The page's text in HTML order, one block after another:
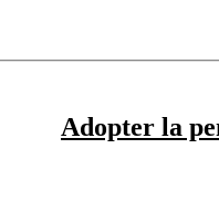
Adopter la